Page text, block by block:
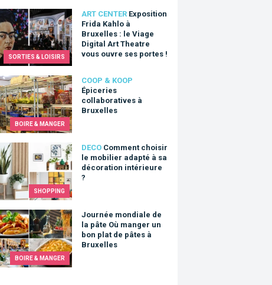
SORTIES & LOISIRS
ART CENTER Exposition
Frida Kahlo à
Bruxelles : le Viage
Digital Art Theatre
vous ouvre ses portes !
Frida Kahlo à Bruxelles : le Viage Digital Art Theatre vous
BOIRE & MANGER
COOP & KOOP
Épiceries
collaboratives à
Bruxelles
collaboratives à Bruxelles
SHOPPING
DECO Comment choisir
le mobilier adapté à sa
décoration intérieure
?
choisir le mobilier adapté à sa décoration intérieure ?
BOIRE & MANGER
Journée mondiale de
la pâte Où manger un
bon plat de pâtes à
Bruxelles
mondiale de la pâte Où manger un bon plat de pâtes à